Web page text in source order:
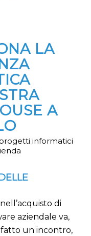
LA
A
informatici
di
aziendale va,
fatto un incontro,